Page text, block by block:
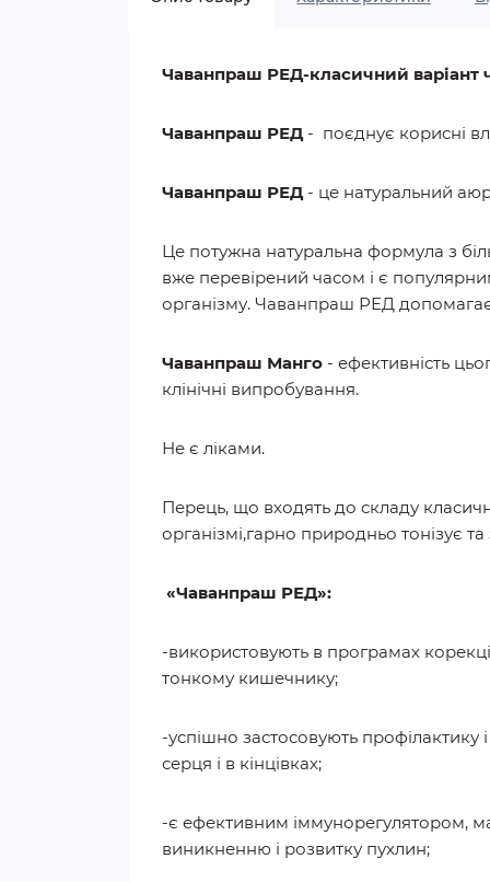
Чаванпраш РЕД-класичний варіант
Чаванпраш РЕД- поєднує корисні
Чаванпраш РЕД- це натуральний
Це потужна натуральна формула з
вже перевірений часом і є
організму. Чаванпраш РЕД
Чаванпраш Манго - ефективність
клінічні випробування.
Не є ліками.
Перець, що входять до складу
організмі,гарно природньо тонізує та
«Чаванпраш РЕД»:
-використовують в програмах
тонкому кишечнику;
-успішно застосовують профілактику
серця і в кінцівках;
-є ефективним іммунорегулятором,
виникненню і розвитку пухлин;